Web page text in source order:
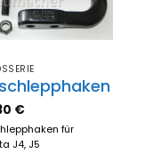
hinzufügen
€
für
J4, J5